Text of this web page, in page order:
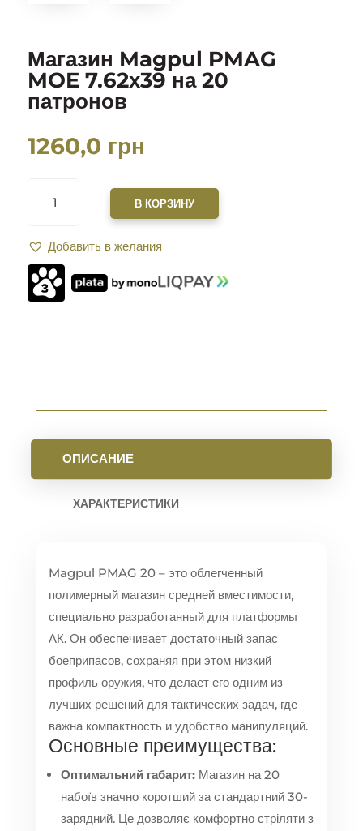
Магазин Magpul PMAG
MOE 7.62х39 на 20
патронов
1260,0 грн
ТОВАРА
PMAG
MOE
7.62Х39
НА
В КОРЗИНУ
Добавить в желания
ОПИСАНИЕ
ХАРАКТЕРИСТИКИ
Magpul PMAG 20 – это облегченный
полимерный магазин средней вместимости,
специально разработанный для платформы
АК. Он обеспечивает достаточный запас
боеприпасов, сохраняя при этом низкий
профиль оружия, что делает его одним из
лучших решений для тактических задач, где
важна компактность и удобство манипуляций.
Основные преимущества:
Оптимальний габарит:Магазин на 20
набоїв значно коротший за стандартний 30-
зарядний. Це дозволяє комфортно стріляти з